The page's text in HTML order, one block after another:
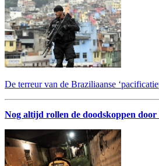
De terreur van de Braziliaanse
Nog altijd rollen de doodskoppen door